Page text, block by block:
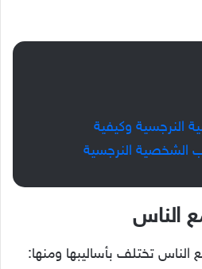
النرجسية وكيفية
الشخصية النرجسية
الناس
تختلف بأساليبها ومنها: